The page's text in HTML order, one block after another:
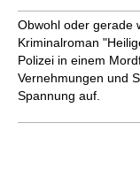
Obwohl oder gerade
Kriminalroman
Polizei in einem
Vernehmungen und
Spannung auf.